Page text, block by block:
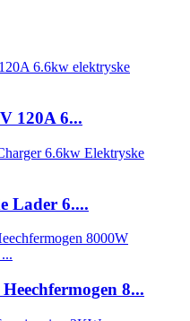
120A 6...
Lader 6....
8...